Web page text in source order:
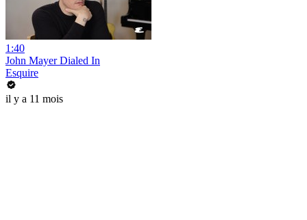
1:40
John Mayer Dialed In
Esquire
il y a 11 mois